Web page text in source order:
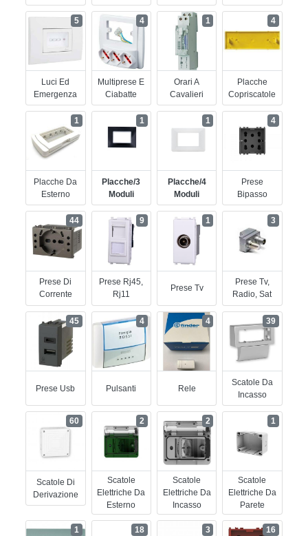
Luci Ed
Emergenza
5
Multiprese E
Ciabatte
4
Orari A
Cavalieri
1
Placche
Copriscatole
4
Placche Da
Esterno
1
Placche/3
Moduli
1
Placche/4
Moduli
1
Prese
Bipasso
4
Prese Di
Corrente
44
Prese Rj45,
Rj11
9
Prese Tv
1
Prese Tv,
Radio, Sat
3
Prese Usb
45
Pulsanti
4
Rele
4
Scatole Da
Incasso
39
Scatole Di
Derivazione
60
Scatole
Elettriche Da
Esterno
2
Scatole
Elettriche Da
Incasso
2
Scatole
Elettriche Da
Parete
1
1 18 3 16